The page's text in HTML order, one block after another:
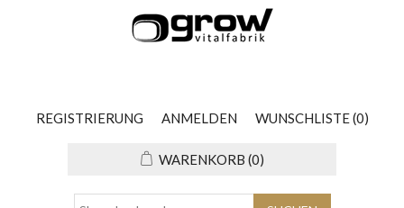
REGISTRIERUNG ANMELDEN WUNSCHLISTE(0)
WARENKORB (0)